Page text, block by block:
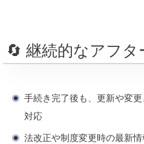
🔄 継続的なアフタ
手続き完了後も、更新や変
対応
法改正や制度変更時の最新